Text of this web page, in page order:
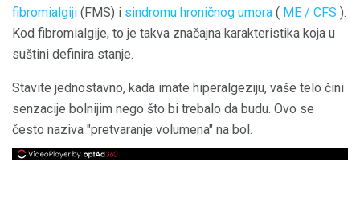
fibromialgiji (FMS) i sindromu hroničnog umora ( ME / CFS ).
Kod fibromialgije, to je takva značajna karakteristika koja u
suštini definira stanje.
Stavite jednostavno, kada imate hiperalgeziju, vaše telo čini
senzacije bolnijim nego što bi trebalo da budu. Ovo se
često naziva "pretvaranje volumena" na bol.